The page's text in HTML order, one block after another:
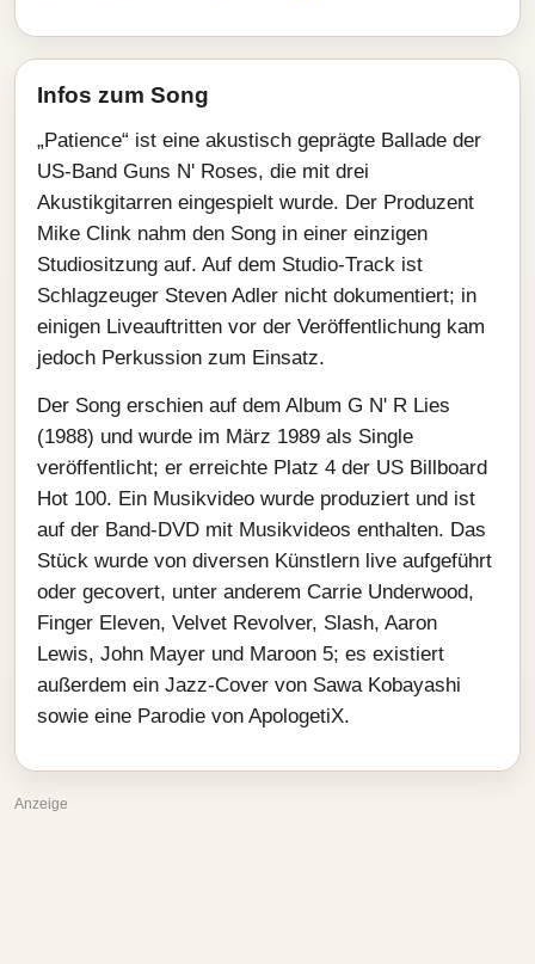
Infos zum Song
„Patience“ ist eine akustisch geprägte Ballade der
US-Band Guns N' Roses, die mit drei
Akustikgitarren eingespielt wurde. Der Produzent
Mike Clink nahm den Song in einer einzigen
Studiositzung auf. Auf dem Studio-Track ist
Schlagzeuger Steven Adler nicht dokumentiert; in
einigen Liveauftritten vor der Veröffentlichung kam
jedoch Perkussion zum Einsatz.
Der Song erschien auf dem Album G N' R Lies
(1988) und wurde im März 1989 als Single
veröffentlicht; er erreichte Platz 4 der US Billboard
Hot 100. Ein Musikvideo wurde produziert und ist
auf der Band-DVD mit Musikvideos enthalten. Das
Stück wurde von diversen Künstlern live aufgeführt
oder gecovert, unter anderem Carrie Underwood,
Finger Eleven, Velvet Revolver, Slash, Aaron
Lewis, John Mayer und Maroon 5; es existiert
außerdem ein Jazz-Cover von Sawa Kobayashi
sowie eine Parodie von ApologetiX.
Anzeige